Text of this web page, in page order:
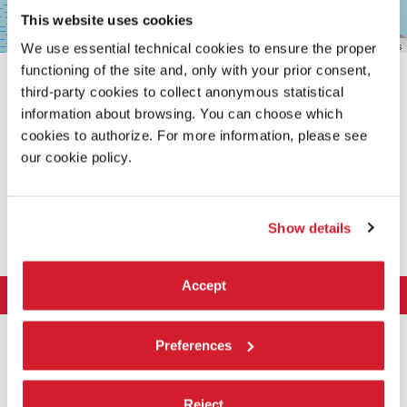
This website uses cookies
We use essential technical cookies to ensure the proper
functioning of the site and, only with your prior consent,
third-party cookies to collect anonymous statistical
information about browsing. You can choose which
cookies to authorize. For more information, please see
our cookie policy.
Show details
Accept
Preferences
Leaflet| ©OpenStreetMapcontributors
L'Istituzione
Storia
Esposizione
ARCHITETTURA 2027